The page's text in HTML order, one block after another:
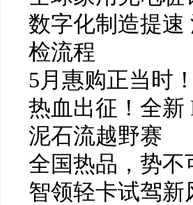
数字化制造提
检流程
5月惠购正当时
热血出征！全新
泥石流越野赛
全国热品，势不
智领轻卡试驾新